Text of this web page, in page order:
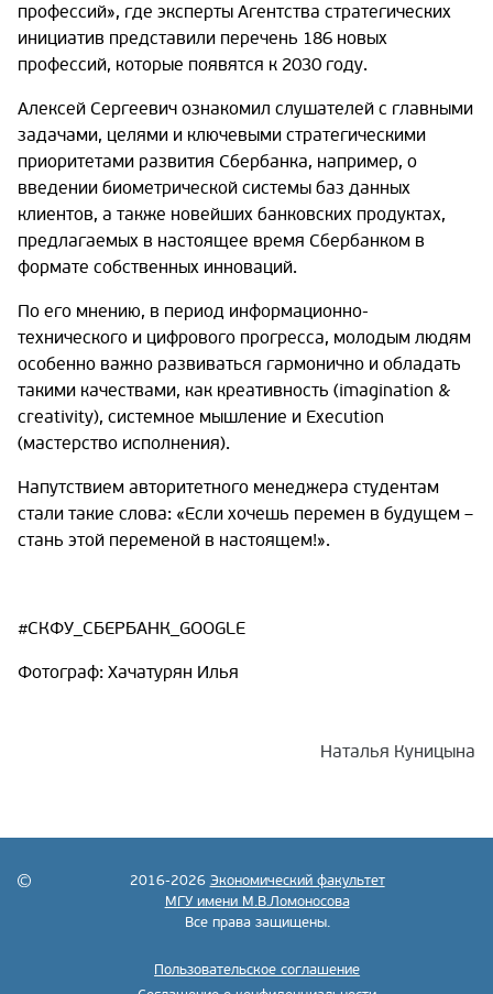
профессий», где эксперты Агентства стратегических
инициатив представили перечень 186 новых
профессий, которые появятся к 2030 году.
Алексей Сергеевич ознакомил слушателей с главными
задачами, целями и ключевыми стратегическими
приоритетами развития Сбербанка, например, о
введении биометрической системы баз данных
клиентов, а также новейших банковских продуктах,
предлагаемых в настоящее время Сбербанком в
формате собственных инноваций.
По его мнению, в период информационно-
технического и цифрового прогресса, молодым людям
особенно важно развиваться гармонично и обладать
такими качествами, как креативность (imagination &
creativity), системное мышление и Execution
(мастерство исполнения).
Напутствием авторитетного менеджера студентам
стали такие слова: «Если хочешь перемен в будущем –
стань этой переменой в настоящем!».
#СКФУ_СБЕРБАНК_GOOGLE
Фотограф: Хачатурян Илья
Наталья Куницына
2016-2026 Экономический факультет
МГУ имени М.В.Ломоносова
Все права защищены.
Пользовательское соглашение